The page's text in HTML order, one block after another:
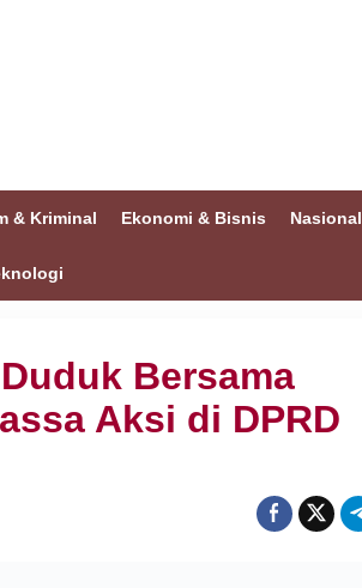
& Kriminal Ekonomi & Bisnis Nasional
Bersama
Aksi di DPRD